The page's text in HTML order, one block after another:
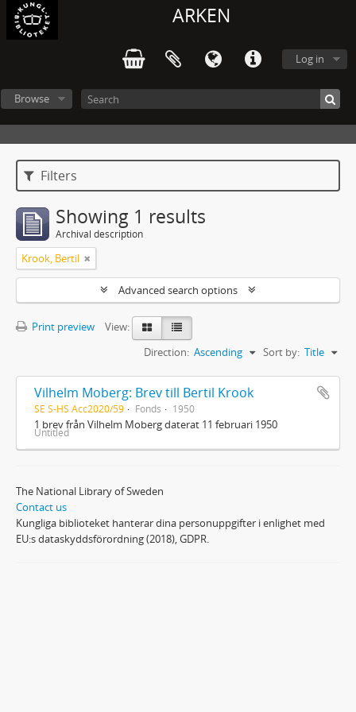
ARKEN
Log in
Browse
Filters
Showing 1 results
Archival description
Krook, Bertil
Advanced search options
Print preview
View:
Sort by: Title
Direction: Ascending
Vilhelm Moberg: Brev till Bertil Krook
SE S-HS Acc2020/59 Fonds 1950
1 brev från Vilhelm Moberg daterat 11 februari 1950
Untitled
The National Library of Sweden
Contact us
Kungliga biblioteket hanterar dina personuppgifter i enlighet med
EU:s dataskyddsförordning (2018), GDPR.